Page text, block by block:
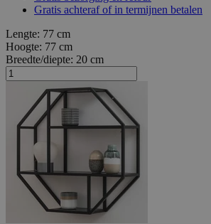
Gratis achteraf of in termijnen betalen
Lengte: 77 cm
Hoogte: 77 cm
Breedte/diepte: 20 cm